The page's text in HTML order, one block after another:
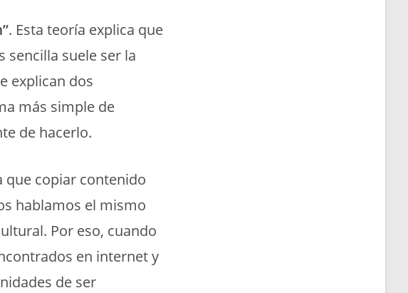
. Esta teoría explica que
sencilla suele ser la
explican dos
más simple de
de hacerlo.
que copiar contenido
hablamos el mismo
Por eso, cuando
en internet y
de ser